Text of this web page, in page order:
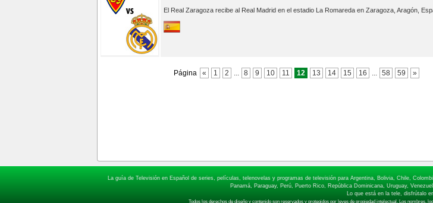
El Real Zaragoza recibe al Real Madrid en el estadio La Romareda en Zaragoza, Aragón,
Página « 1 2 ... 8 9 10 11 12 13 14 15 16 ... 58 59 »
La guía de Televisión en Español de series, películas, telenovelas y programas de televisión para Argentina, Bolivia, Chile,
Panamá, Paraguay, Perú, Puerto Rico, República Dominicana, Uruguay,
Lo que está en la tele, disfrútalo